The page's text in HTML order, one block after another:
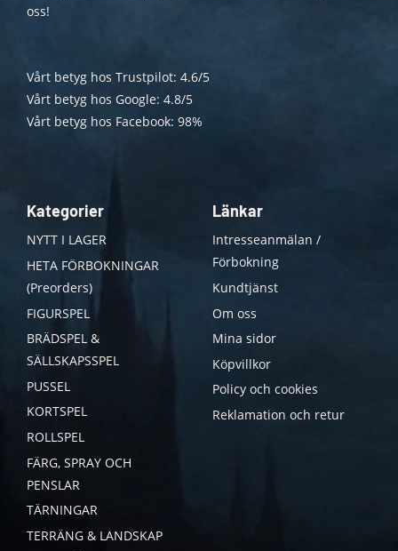
oss!
Vårt betyg hos Trustpilot: 4.6/5
Vårt betyg hos Google: 4.8/5
Vårt betyg hos Facebook: 98%
Kategorier
NYTT I LAGER
HETA FÖRBOKNINGAR
(Preorders)
FIGURSPEL
BRÄDSPEL &
SÄLLSKAPSSPEL
PUSSEL
KORTSPEL
ROLLSPEL
FÄRG, SPRAY OCH
PENSLAR
TÄRNINGAR
TERRÄNG & LANDSKAP
Länkar
Intresseanmälan /
Förbokning
Kundtjänst
Om oss
Mina sidor
Köpvillkor
Policy och cookies
Reklamation och retur